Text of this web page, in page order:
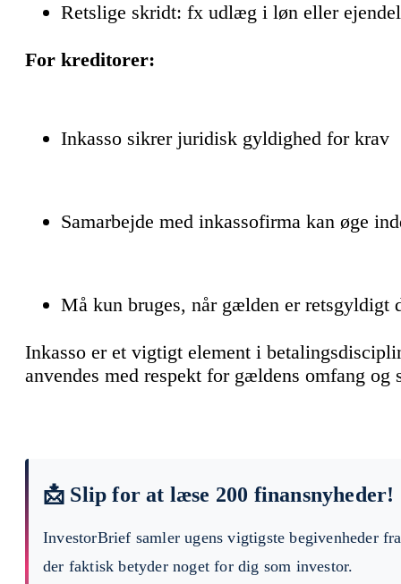
Retslige skridt: fx udlæg i løn eller
For kreditorer:
Inkasso sikrer juridisk gyldighed for krav
Samarbejde med inkassofirma kan øge
Må kun bruges, når gælden er retsgyldigt
Inkasso er et vigtigt element i
anvendes med respekt for gældens omfang og
📩 Slip for at læse 200 finansnyheder!
InvestorBrief samler ugens vigtigste begivenheder
der faktisk betyder noget for dig som investor.